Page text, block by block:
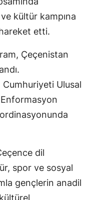
kültür kampına
etti.
Çeçenistan
Ulusal
Enformasyon
dil
spor ve sosyal
gençlerin anadil